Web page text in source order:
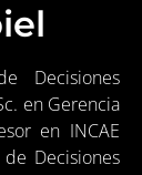
Decisiones
en Gerencia
en INCAE
Decisiones